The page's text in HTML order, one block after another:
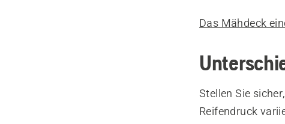
Das Mähdeck
Stellen Sie
Reifendruck